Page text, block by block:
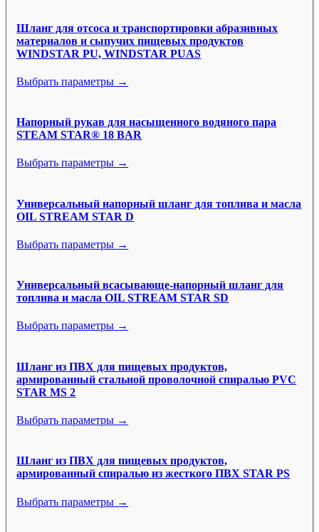
Шланг для отсоса и транспортировки абразивных
материалов и сыпучих пищевых продуктов
WINDSTAR PU, WINDSTAR PUAS
Выбрать параметры →
Напорный рукав для насыщенного водяного пара
STEAM STAR® 18 BAR
Выбрать параметры →
Универсальный напорный шланг для топлива и масла
OIL STREAM STAR D
Выбрать параметры →
Универсальный всасывающе-напорный шланг для
топлива и масла OIL STREAM STAR SD
Выбрать параметры →
Шланг из ПВХ для пищевых продуктов,
армированный стальной проволочной спиралью PVC
STAR MS 2
Выбрать параметры →
Шланг из ПВХ для пищевых продуктов,
армированный спиралью из жесткого ПВХ STAR PS
Выбрать параметры →